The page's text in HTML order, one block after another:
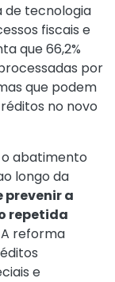
de tecnologia
fiscais e
que 66,2%
por
que podem
no novo
abatimento
longo da
prevenir a
repetida
A reforma
e